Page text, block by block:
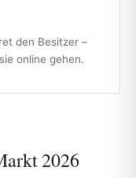
den Besitzer –
online gehen.
2026